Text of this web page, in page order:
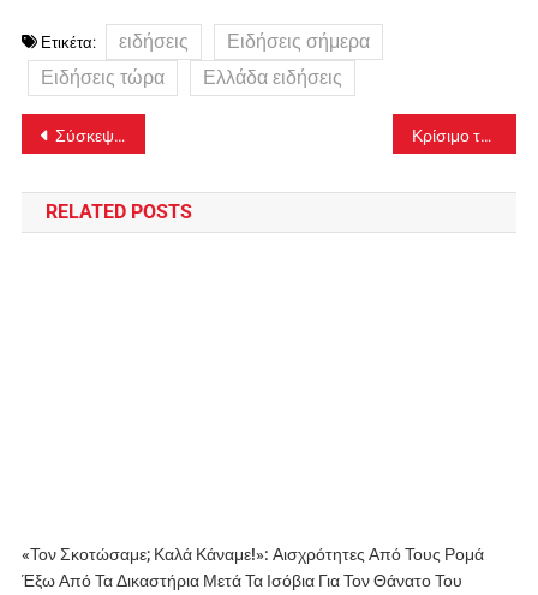
Ετικέτα: ειδήσεις
Ειδήσεις σήμερα
Ειδήσεις τώρα
Ελλάδα ειδήσεις
Πλοήγηση
άρθρων
Σύσκεψη στην Πάτρα για τα μέτρα στον εορτασμό του πολιούχου της πόλης Άγιου Ανδρέα Κρίσιμο το επόμενο δεκαπενθήμερο για την εξέλιξη της πανδημίας σύμφωνα με τους ειδικούς
RELATED POSTS
«Τον Σκοτώσαμε; Καλά Κάναμε!»: Αισχρότητες Από Τους Ρομά
Έξω Από Τα Δικαστήρια Μετά Τα Ισόβια Για Τον Θάνατο Του